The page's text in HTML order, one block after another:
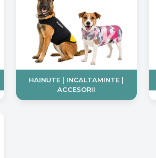
HAINUTE | INCALTAMINTE |
ACCESORII